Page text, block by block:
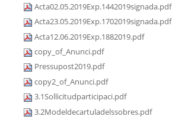
Acta02.05.2019Exp.1442019signada.pdf
Acta23.05.2019Exp.1702019signada.pdf
Acta12.06.2019Exp.1882019.pdf
copy_of_Anunci.pdf
Pressupost2019.pdf
copy2_of_Anunci.pdf
3.1Sollicitudparticipaci.pdf
3.2Modeldecartuladelssobres.pdf